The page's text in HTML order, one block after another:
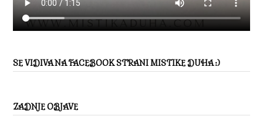
SE VIDIVA NA FACEBOOK STRANI MISTIKE DUHA :)
ZADNJE OBJAVE